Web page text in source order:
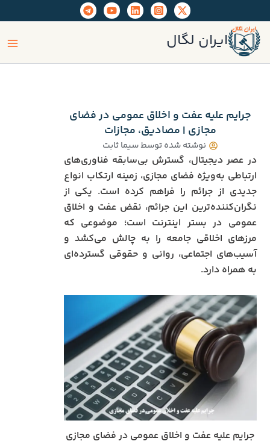
به
محتوا
ایران لگال
جرایم علیه عفت و اخلاق عمومی در فضای
مجازی | مصادیق، مجازات
نوشته شده توسطسیما ثابت
در عصر دیجیتال، گسترش بی‌سابقه فناوری‌های
ارتباطی به‌ویژه فضای مجازی، زمینه ارتکاب انواع
جدیدی از جرائم را فراهم کرده است. یکی از
نگران‌کننده‌ترین این جرائم، نقض عفت و اخلاق
عمومی در بستر اینترنت است؛ موضوعی که
مرزهای اخلاقی جامعه را به چالش می‌کشد و
آسیب‌های اجتماعی، روانی و حقوقی گسترده‌ای
به همراه دارد.
جرایم علیه عفت و اخلاق عمومی در فضای مجازی